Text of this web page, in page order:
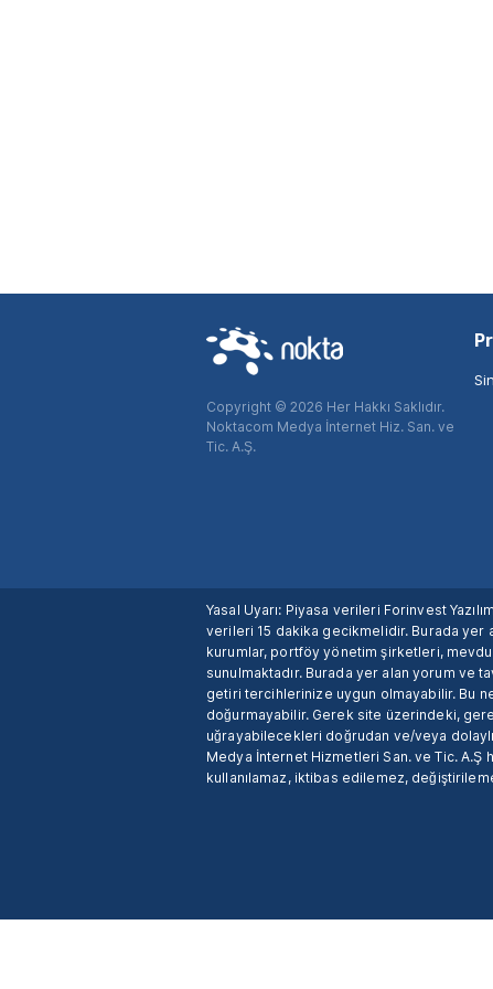
Copyright © 2026 Her Hakkı Saklıdır.
Noktacom Medya İnternet Hiz. San. ve
Tic. A.Ş.
Yasal Uyarı: Piyasa verileri Forinvest
verileri 15 dakika gecikmelidir. Burada yer
kurumlar, portföy yönetim şirketleri,
sunulmaktadır. Burada yer alan yorum ve
getiri tercihlerinize uygun olmayabilir. Bu
doğurmayabilir. Gerek site üzerindeki,
uğrayabilecekleri doğrudan ve/veya
Medya İnternet Hizmetleri San. ve Tic.
kullanılamaz, iktibas edilemez,